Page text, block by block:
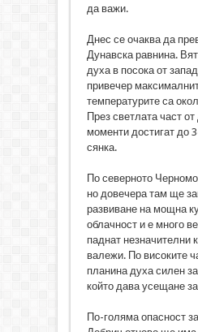
да важи.
Днес се очаква да
Дунавска равнина.
духа в посока от
привечер
температурите са
През светлата част
моменти достигат до
сянка.
По северното
но довечера там ще
развиване на мощна
облачност и е много
паднат незначителни
валежи. По високите
планина духа силен
който дава усещане
По-голяма опасност